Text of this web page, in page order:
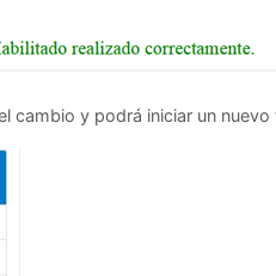
cambio y podrá iniciar un